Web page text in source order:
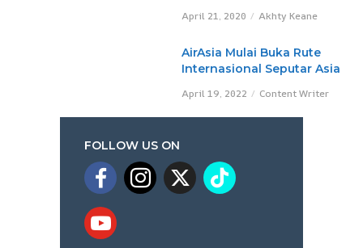
April 21, 2020 Akhty Keane
AirAsia Mulai Buka Rute
Internasional Seputar Asia
April 19, 2022 Content Writer
FOLLOW US ON